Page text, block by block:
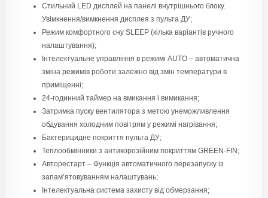
Стильний LED дисплей на панелі внутрішнього блоку.
Увімкнення/вимкнення дисплея з пульта ДУ;
Режим комфортного сну SLЕЕР (кілька варіантів ручного
налаштування);
Інтелектуальне управління в режимі AUTO – автоматична
зміна режимів роботи залежно від змін температури в
приміщенні;
24-годинний таймер на вмикання і вимикання;
Затримка пуску вентилятора з метою унеможливлення
обдування холодним повітрям у режимі нагрівання;
Бактерицидне покриття пульта ДУ;
Теплообмінники з антикорозійним покриттям GREEN-FIN;
Авторестарт – Функція автоматичного перезапуску із
запам’ятовуванням налаштувань;
Інтелектуальна система захисту від обмерзання;